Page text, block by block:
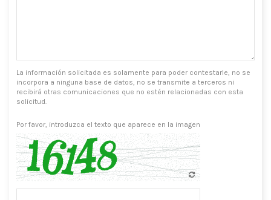
La información solicitada es solamente para poder contestarle, no se
incorpora a ninguna base de datos, no se transmite a terceros ni
recibirá otras comunicaciones que no estén relacionadas con esta
solicitud.
Por favor, introduzca el texto que aparece en la imagen